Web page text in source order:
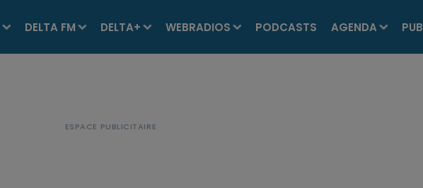
DELTA FM DELTA+ WEBRADIOS PODCASTS AGENDA PUB